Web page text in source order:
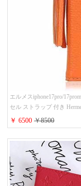
エルメスiphone17pro/
セル ストラップ 付き
帯カバー ハイ ブランド ア
￥ 6500￥8500